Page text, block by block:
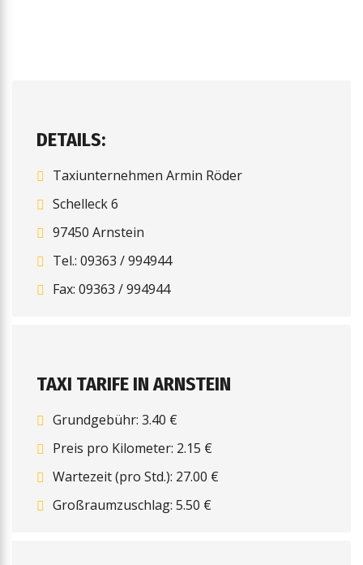
DETAILS:
Taxiunternehmen Armin Röder
Schelleck 6
97450 Arnstein
Tel.: 09363 / 994944
Fax: 09363 / 994944
TAXI TARIFE IN ARNSTEIN
Grundgebühr: 3.40 €
Preis pro Kilometer: 2.15 €
Wartezeit (pro Std.): 27.00 €
Großraumzuschlag: 5.50 €